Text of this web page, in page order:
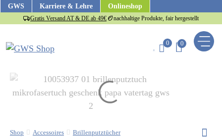
ZumGWS Karriere & Lehre Onlineshop
Gratis Versand AT & DE ab 49€ nachhaltige Produkte, fair hergestellt
0 0
Shop Accessoires Brillenputztücher